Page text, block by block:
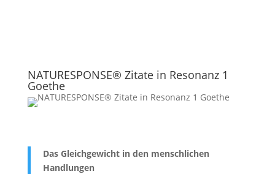
NATURESPONSE® Zitate in Resonanz 1
Goethe
Das Gleichgewicht in den menschlichen
Handlungen